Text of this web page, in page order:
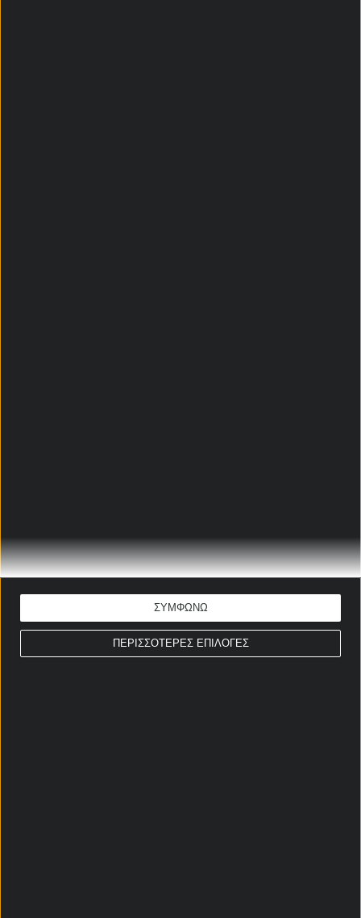
ΠΕΡΙΣΣΟΤΕΡΕΣ ΕΠΙΛΟΓΕΣ
ΣΥΜΦΩΝΩ
Η καθοριστική ατάκα του
Μεντιλίμπαρ που πέρασε
στα ψιλά
Ποια ομάδα πάει για τον